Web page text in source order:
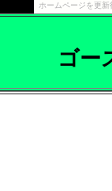
ホームページを更
ゴー